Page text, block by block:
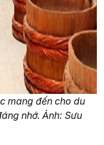
mang đến cho du
nhớ. Ảnh: Sưu